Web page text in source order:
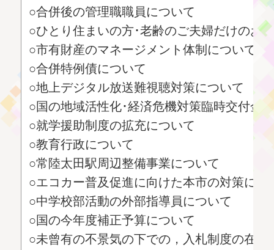
○合併後の管理職職員について
○ひとり住まいの方･老齢のご夫婦だけのお
○市有財産のマネージメント体制について
○合併特例債について
○地上デジタル放送難視聴対策について
○国の地域活性化･経済危機対策臨時交付金
○就学援助制度の拡充について
○教育行政について
○常陸太田駅周辺整備事業について
○エコカー普及促進に向けた本市の対策につ
○中学校部活動の外部指導員について
○国の今年度補正予算について
○未曾有の不景気の下での，入札制度の在り